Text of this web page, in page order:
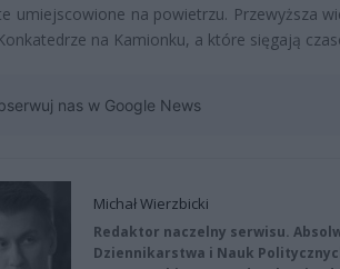
umiejscowione na powietrzu. Przewyższa
na Kamionku, a które sięgają
nas w Google News
Michał Wierzbicki
Redaktor naczelny serwisu.
Dziennikarstwa i Nauk